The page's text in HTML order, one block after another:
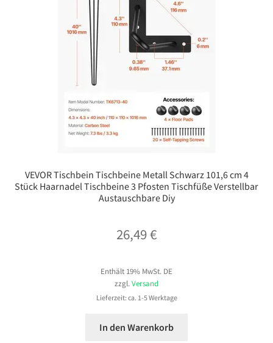
VEVOR Tischbein Tischbeine Metall Schwarz 101,6 cm 4
Stück Haarnadel Tischbeine 3 Pfosten Tischfüße Verstellbar
Austauschbare Diy
26,49€
Enthält 19% MwSt. DE
zzgl. Versand
Lieferzeit: ca. 1-5 Werktage
In den Warenkorb